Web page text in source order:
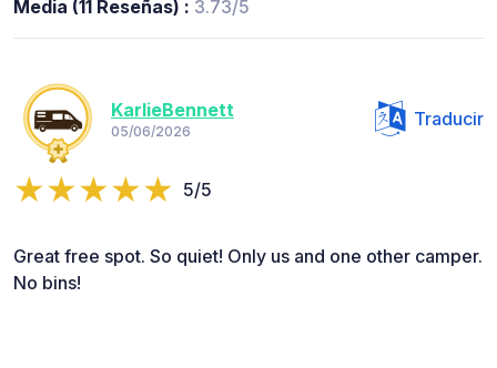
Media (11 Reseñas) : 3.73/5
KarlieBennett
05/06/2026
Traducir
5/5
Great free spot. So quiet! Only us and one other camper.
No bins!